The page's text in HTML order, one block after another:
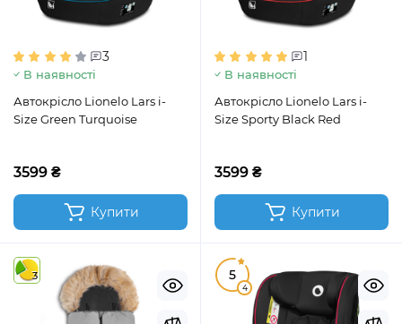
3
В наявності
Автокрісло Lionelo Lars i-
Size Green Turquoise
3599 ₴
Купити
1
В наявності
Автокрісло Lionelo Lars i-
Size Sporty Black Red
3599 ₴
Купити
3 5
4